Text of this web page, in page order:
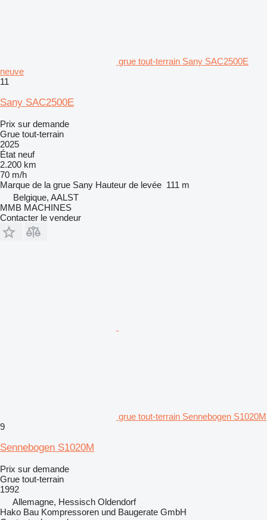
grue tout-terrain Sany SAC2500E
neuve
11
Sany SAC2500E
Prix sur demande
Grue tout-terrain
2025
État neuf
2.200 km
70 m/h
Marque de la grue Sany Hauteur de levée 111 m
Belgique, AALST
MMB MACHINES
Contacter le vendeur
grue tout-terrain Sennebogen S1020M
9
Sennebogen S1020M
Prix sur demande
Grue tout-terrain
1992
Allemagne, Hessisch Oldendorf
Hako Bau Kompressoren und Baugerate GmbH